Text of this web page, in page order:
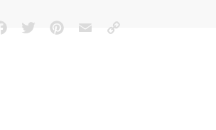
FacebookTwitterPinterestEmailCopy